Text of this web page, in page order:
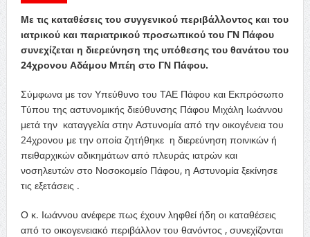
Με τις καταθέσεις του συγγενικού περιβάλλοντος και του
ιατρικού και παριατρικού προσωπικού του ΓΝ Πάφου
συνεχίζεται η διερεύνηση της υπόθεσης του θανάτου του
24χρονου Αδάμου Μπέη στο ΓΝ Πάφου.
Σύμφωνα με τον Υπεύθυνο του ΤΑΕ Πάφου και Εκπρόσωπο
Τύπου της αστυνομικής διεύθυνσης Πάφου Μιχάλη Ιωάννου
μετά την καταγγελία στην Αστυνομία από την οικογένεια του
24χρονου με την οποία ζητήθηκε η διερεύνηση ποινικών ή
πειθαρχικών αδικημάτων από πλευράς ιατρών και
νοσηλευτών στο Νοσοκομείο Πάφου, η Αστυνομία ξεκίνησε
τις εξετάσεις .
Ο κ. Ιωάννου ανέφερε πως έχουν ληφθεί ήδη οι καταθέσεις
από το οικογενειακό περιβάλλον του θανόντος , συνεχίζονται